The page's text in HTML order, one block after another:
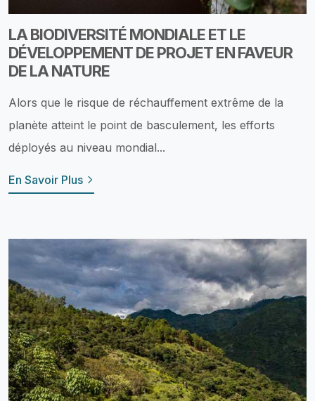
LA BIODIVERSITÉ MONDIALE ET LE
DÉVELOPPEMENT DE PROJET EN FAVEUR
DE LA NATURE
Alors que le risque de réchauffement extrême de la
planète atteint le point de basculement, les efforts
déployés au niveau mondial...
En Savoir Plus